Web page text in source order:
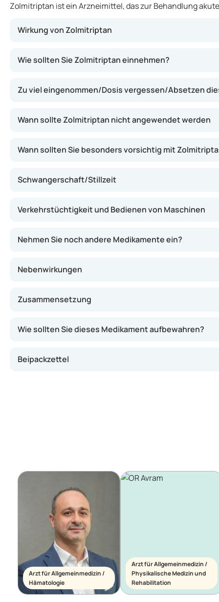
Zolmitriptan ist ein Arzneimittel, das zur Behandlung
Wirkung von Zolmitriptan
Wie sollten Sie Zolmitriptan einnehmen?
Zu viel eingenommen/Dosis vergessen/Absetzen
Wann sollte Zolmitriptan nicht angewendet werden
Wann sollten Sie besonders vorsichtig mit
Schwangerschaft/Stillzeit
Verkehrstüchtigkeit und Bedienen von Maschinen
Nehmen Sie noch andere Medikamente ein?
Nebenwirkungen
Zusammensetzung
Wie sollten Sie dieses Medikament aufbewahren?
Beipackzettel
Arzt für Allgemeinmedizin /
Hämatologie
Arzt für Allgemeinmedizin /
Physikalische Medizin und
Rehabilitation